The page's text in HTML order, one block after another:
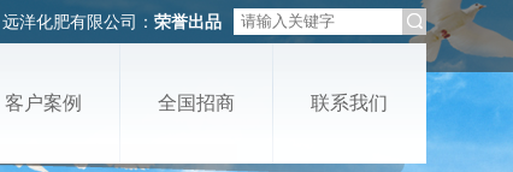
远洋化肥有限公司： 荣誉出品
客户案例 全国招商 联系我们